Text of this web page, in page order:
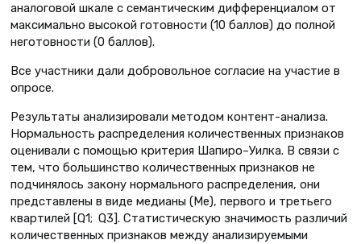
аналоговой шкале с семантическим дифференциалом от
максимально высокой готовности (10 баллов) до полной
неготовности (0 баллов).
Все участники дали добровольное согласие на участие в
опросе.
Результаты анализировали методом контент-анализа.
Нормальность распределения количественных признаков
оценивали с помощью критерия Шапиро–Уилка. В связи с
тем, что большинство количественных признаков не
подчинялось закону нормального распределения, они
представлены в виде медианы (Me), первого и третьего
квартилей [Q1; Q3]. Статистическую значимость различий
количественных признаков между анализируемыми